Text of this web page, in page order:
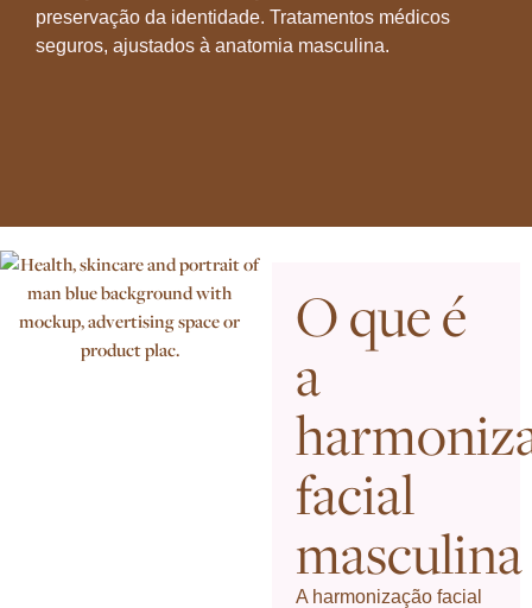
preservação da identidade. Tratamentos médicos
seguros, ajustados à anatomia masculina.
O que é
a
facial
masculina
A harmonização facial